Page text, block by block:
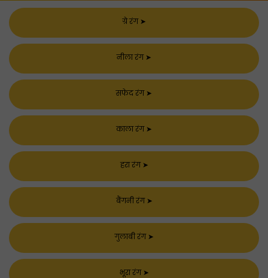
ग्रे रंग➤
नीला रंग➤
सफेद रंग➤
काला रंग➤
हरा रंग➤
बैंगनी रंग➤
गुलाबी रंग➤
भूरा रंग➤